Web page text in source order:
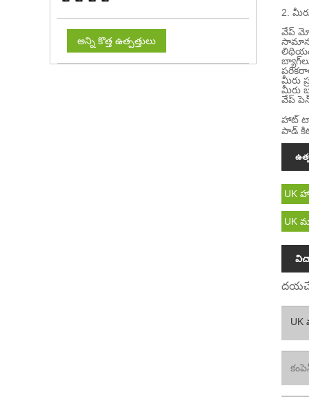
అన్ని కొత్త ఉత్పత్తులు
2.
వేప్
మీరు
మీరు
వేప్
హాట్
పాడ్
UK
UK